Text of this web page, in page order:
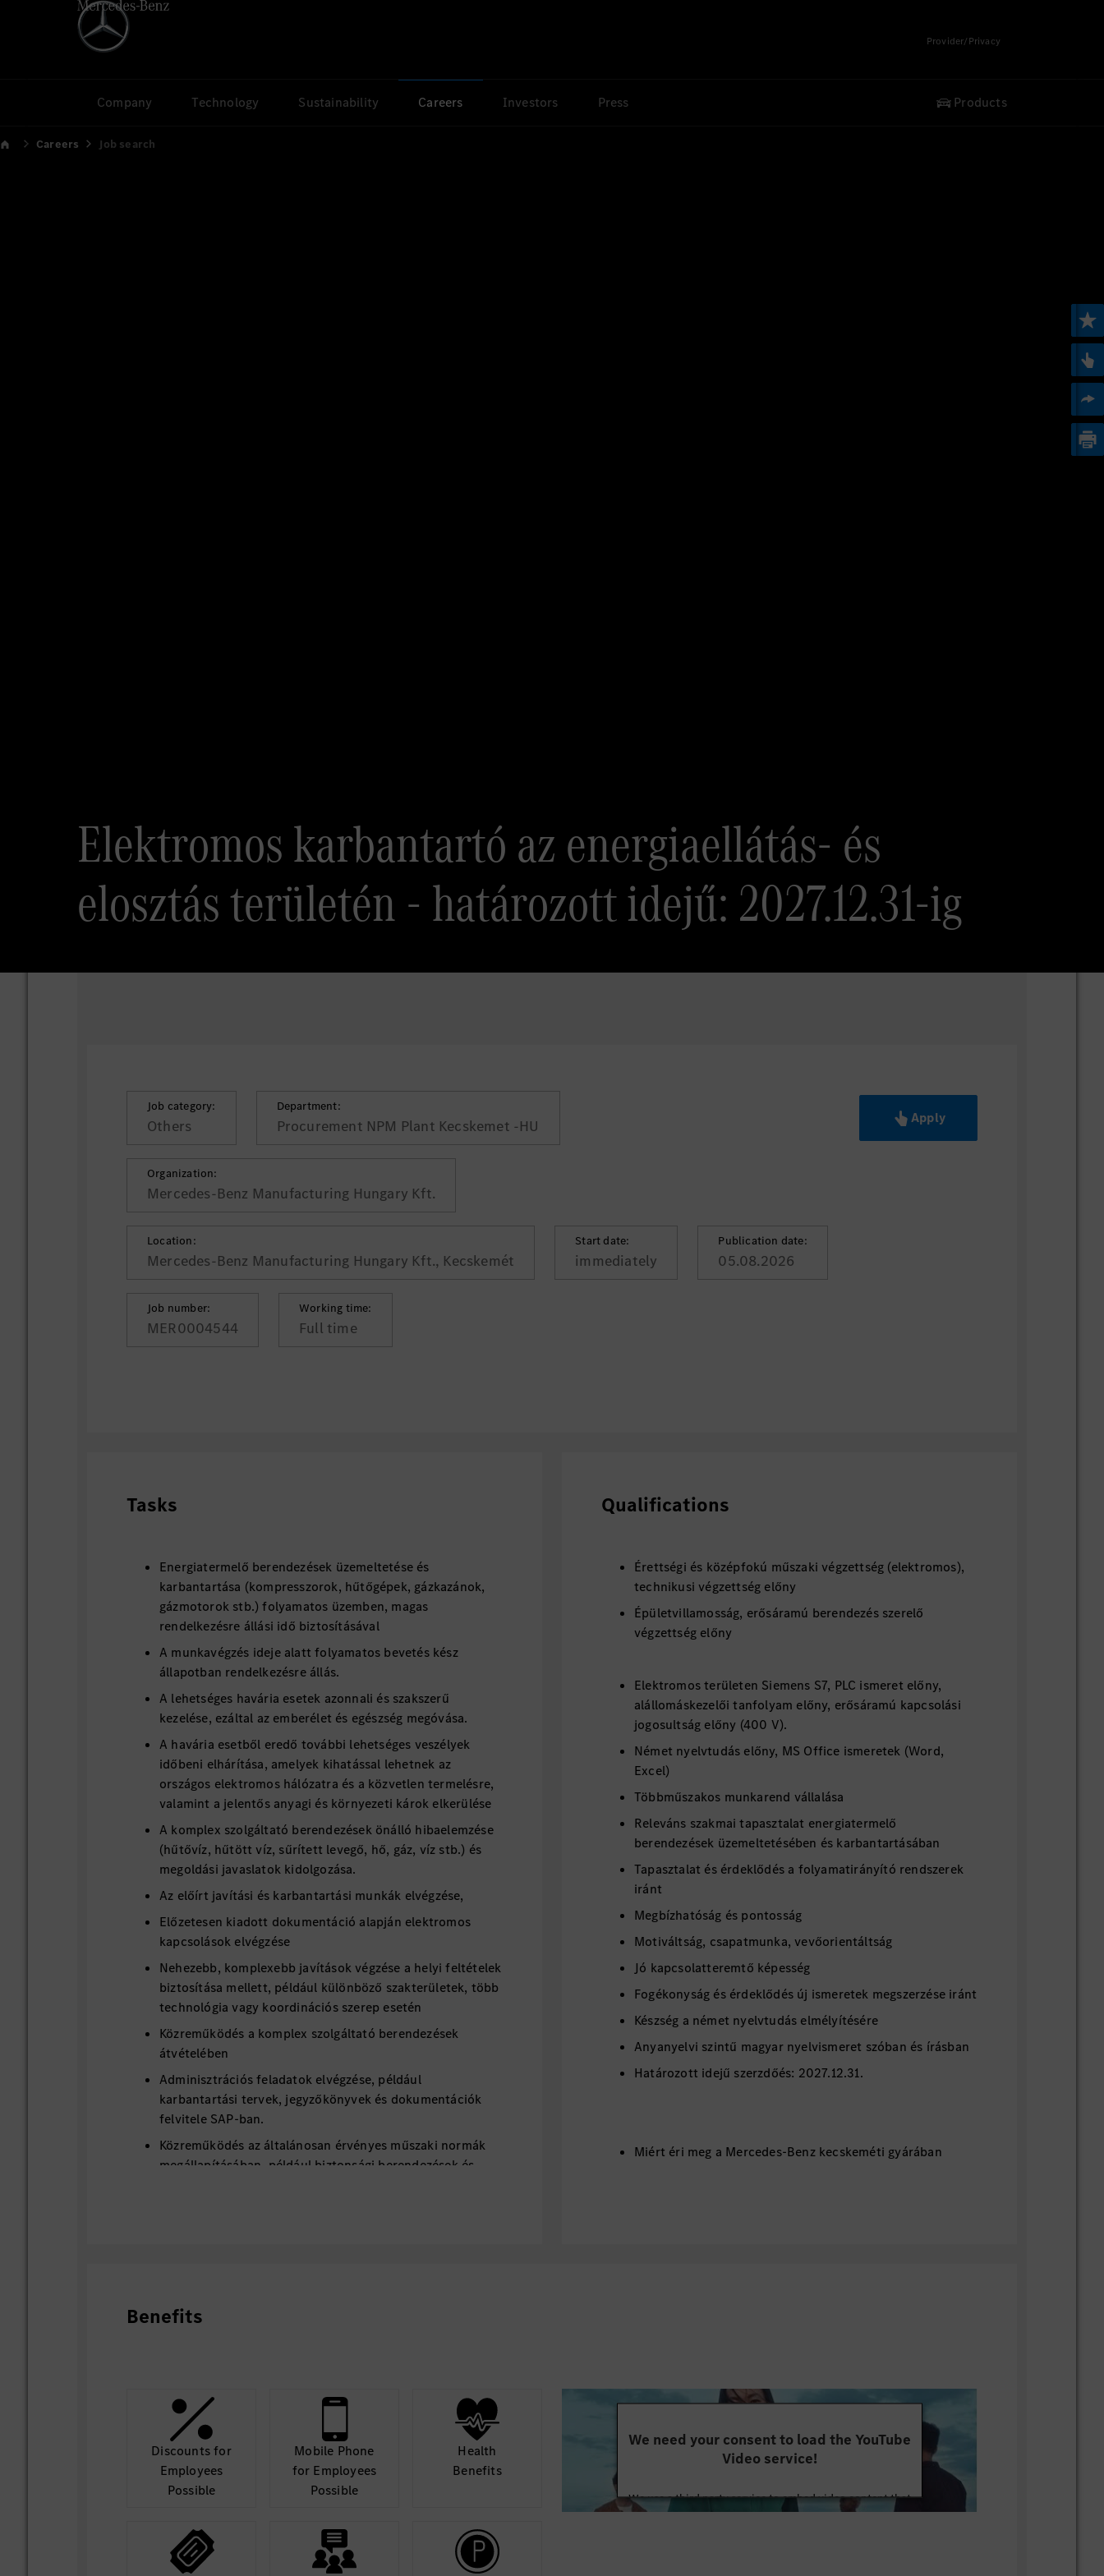
Provider/Privacy
Company Technology Sustainability Careers Investors Press Products
Careers Job search
Elektromos karbantartó az energiaellátás- és
elosztás területén - határozott idejű: 2027.12.31-ig
Job category:
Others
Department:
Procurement NPM Plant Kecskemet -HU
Organization:
Mercedes-Benz Manufacturing Hungary Kft.
Location:
Mercedes-Benz Manufacturing Hungary Kft., Kecskemét
Start date:
immediately
Publication date:
05.08.2026
Job number:
MER0004544
Working time:
Full time
Apply
Tasks
Energiatermelő berendezések üzemeltetése és
karbantartása (kompresszorok, hűtőgépek, gázkazánok,
gázmotorok stb.) folyamatos üzemben, magas
rendelkezésre állási idő biztosításával
A munkavégzés ideje alatt folyamatos bevetés kész
állapotban rendelkezésre állás.
A lehetséges havária esetek azonnali és szakszerű
kezelése, ezáltal az emberélet és egészség megóvása.
A havária esetből eredő további lehetséges veszélyek
időbeni elhárítása, amelyek kihatással lehetnek az
országos elektromos hálózatra és a közvetlen termelésre,
valamint a jelentős anyagi és környezeti károk elkerülése
A komplex szolgáltató berendezések önálló hibaelemzése
(hűtővíz, hűtött víz, sűrített levegő, hő, gáz, víz stb.) és
megoldási javaslatok kidolgozása.
Az előírt javítási és karbantartási munkák elvégzése,
Előzetesen kiadott dokumentáció alapján elektromos
kapcsolások elvégzése
Nehezebb, komplexebb javítások végzése a helyi feltételek
biztosítása mellett, például különböző szakterületek, több
technológia vagy koordinációs szerep esetén
Közreműködés a komplex szolgáltató berendezések
átvételében
Adminisztrációs feladatok elvégzése, például
karbantartási tervek, jegyzőkönyvek és dokumentációk
felvitele SAP-ban.
Közreműködés az általánosan érvényes műszaki normák
megállapításában, például biztonsági berendezések és
Qualifications
Érettségi és középfokú műszaki végzettség (elektromos),
technikusi végzettség előny
Épületvillamosság, erősáramú berendezés szerelő
végzettség előny
Elektromos területen Siemens S7, PLC ismeret előny,
alállomáskezelői tanfolyam előny, erősáramú kapcsolási
jogosultság előny (400 V).
Német nyelvtudás előny, MS Office ismeretek (Word,
Excel)
Többműszakos munkarend vállalása
Releváns szakmai tapasztalat energiatermelő
berendezések üzemeltetésében és karbantartásában
Tapasztalat és érdeklődés a folyamatirányító rendszerek
iránt
Megbízhatóság és pontosság
Motiváltság, csapatmunka, vevőorientáltság
Jó kapcsolatteremtő képesség
Fogékonyság és érdeklődés új ismeretek megszerzése iránt
Készség a német nyelvtudás elmélyítésére
Anyanyelvi szintű magyar nyelvismeret szóban és írásban
Határozott idejű szerzdőés: 2027.12.31.
Miért éri meg a Mercedes-Benz kecskeméti gyárában
Letelepedési támogatás
Támogató légkör, emberközpontú vezetés és összetartó
Lendületes, stabil, nemzetközi környezet
Szakmai tréningek, fejlődési és előrelépési lehetőségek
Dolgozói kedvezmények kijelölt partnereinknél
Benefits
Discounts for
Employees
Possible
Mobile Phone
for Employees
Possible
Health
Benefits
We need your consent to load the YouTube
Video service!
We use a third party service to embed video content that
may collect data about your activity. Please review the